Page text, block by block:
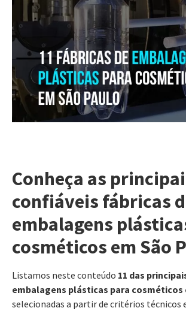
Conheça as
confiáveis fábricas
embalagens
cosméticos em São
Listamos neste conteúdo 11 das
embalagens plásticas para cosméticos
selecionadas a partir de critérios técnicos